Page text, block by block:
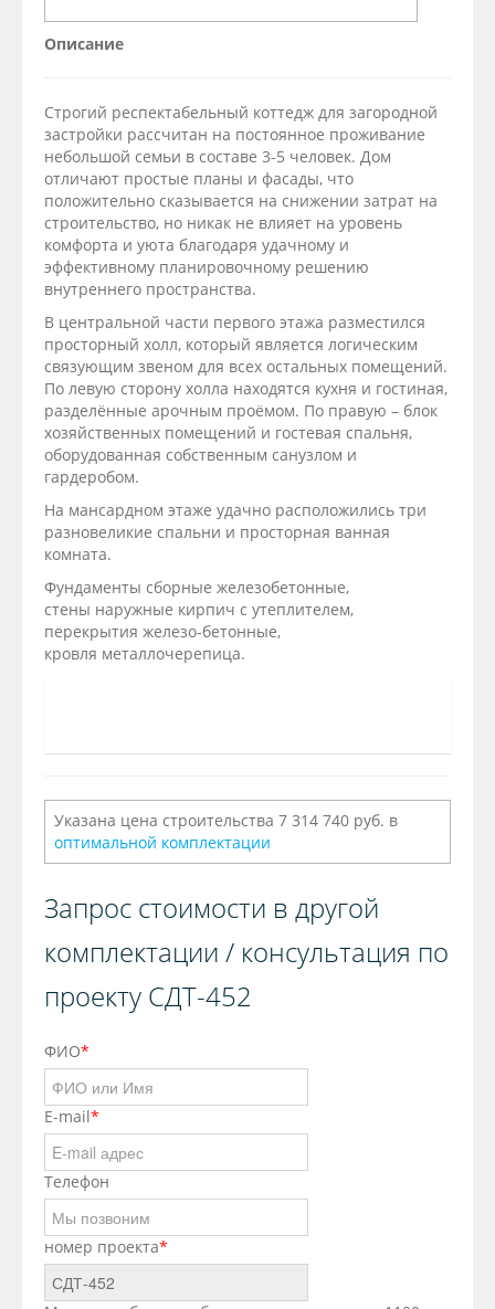
Описание
Строгий респектабельный коттедж для загородной
застройки рассчитан на постоянное проживание
небольшой семьи в составе 3-5 человек. Дом
отличают простые планы и фасады, что
положительно сказывается на снижении затрат на
строительство, но никак не влияет на уровень
комфорта и уюта благодаря удачному и
эффективному планировочному решению
внутреннего пространства.
В центральной части первого этажа разместился
просторный холл, который является логическим
связующим звеном для всех остальных помещений.
По левую сторону холла находятся кухня и гостиная,
разделённые арочным проёмом. По правую – блок
хозяйственных помещений и гостевая спальня,
оборудованная собственным санузлом и
гардеробом.
На мансардном этаже удачно расположились три
разновеликие спальни и просторная ванная
комната.
Фундаменты сборные железобетонные,
стены наружные кирпич с утеплителем,
перекрытия железо-бетонные,
кровля металлочерепица.
Указана цена строительства 7 314 740 руб. в
оптимальной комплектации
Запрос стоимости в другой
комплектации / консультация по
проекту СДТ-452
ФИО*
E-mail*
Телефон
номер проекта*